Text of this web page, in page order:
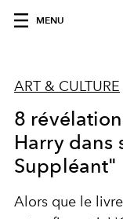
MENU
ART & CULTURE
8
Harry dans
Suppléant"
Alors que le